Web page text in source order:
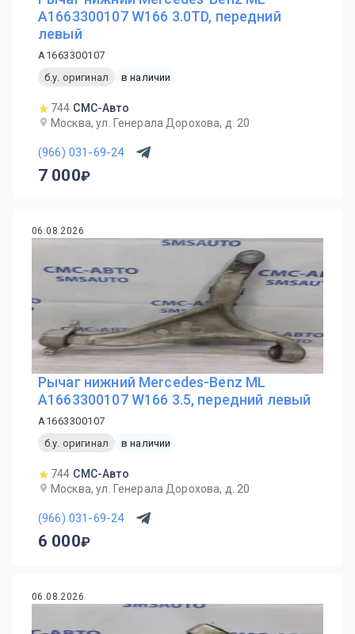
A1663300107 W166 3.0TD, передний
левый
A1663300107
б.у. оригинал
в наличии
744 СМС-Авто
Москва, ул. Генерала Дорохова, д. 20
(966) 031-69-24
7 000
06.08.2026
Рычаг нижний Mercedes-Benz ML
A1663300107 W166 3.5, передний левый
A1663300107
б.у. оригинал
в наличии
744 СМС-Авто
Москва, ул. Генерала Дорохова, д. 20
(966) 031-69-24
6 000
06.08.2026